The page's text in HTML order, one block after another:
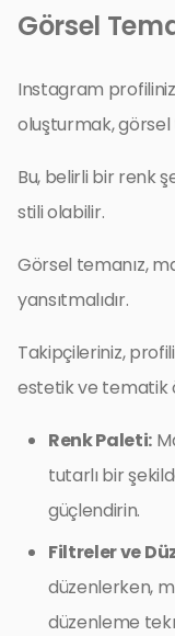
Görsel
Instagram
oluşturmak, görsel
Bu, belirli bir renk
stili olabilir.
Görsel temanız,
yansıtmalıdır.
Takipçileriniz,
estetik ve tematik
Renk Paleti:
tutarlı bir
güçlendirin.
Filtreler ve
düzenlerken,
düzenleme